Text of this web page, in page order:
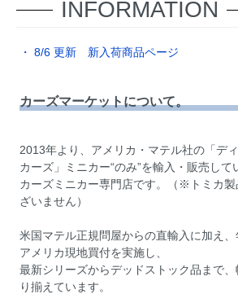
INFORMATION
・ 8/6 更新 新入荷商品ページ
カーズマーケットについて。
2013年より、アメリカ・マテル社の「デ
カーズ」ミニカー“のみ”を輸入・販売して
カーズミニカー専門店です。（※トミカ
ざいません）
米国マテル正規問屋からの直輸入に加え
アメリカ現地買付を実施し、
最新シリーズからデッドストック品まで
り揃えています。